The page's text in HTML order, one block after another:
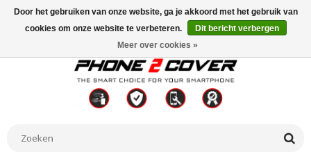
Door het gebruiken van onze website, ga je akkoord met het gebruik van
cookies om onze website te verbeteren.
Dit bericht verbergen
Meer over cookies »